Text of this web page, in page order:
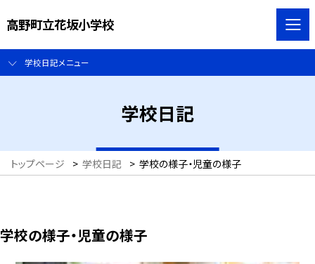
高野町立花坂小学校
学校日記メニュー
学校日記
トップページ > 学校日記 > 学校の様子・児童の様子
学校の様子・児童の様子